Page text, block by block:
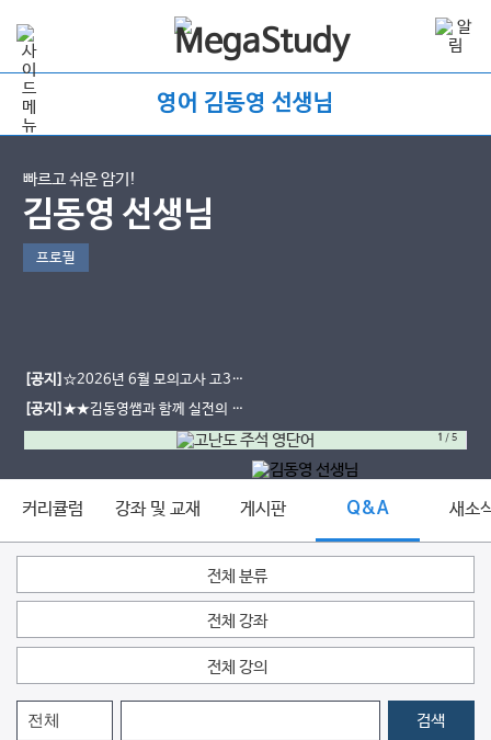
영어 김동영 선생님
빠르고 쉬운 암기!
김동영 선생님
프로필
[공지]☆2026년 6월 모의고사 고3
기출 단어 자료☆가 찾아왔습니다!!!
[공지]★★김동영쌤과 함께 실전의 기
준을 세우다★★
1 /5
커리큘럼 강좌 및 교재 게시판 Q&A 새소
전체 분류
전체 강좌
전체 강의
검색